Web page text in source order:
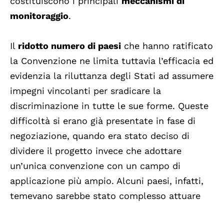
monitoraggio.
Il ridotto numero di paesi che hanno ratificato
la Convenzione ne limita tuttavia l’efficacia ed
evidenzia la riluttanza degli Stati ad assumere
impegni vincolanti per sradicare la
discriminazione in tutte le sue forme. Queste
difficoltà si erano già presentate in fase di
negoziazione, quando era stato deciso di
dividere il progetto invece che adottare
un’unica convenzione con un campo di
applicazione più ampio. Alcuni paesi, infatti,
temevano sarebbe stato complesso attuare